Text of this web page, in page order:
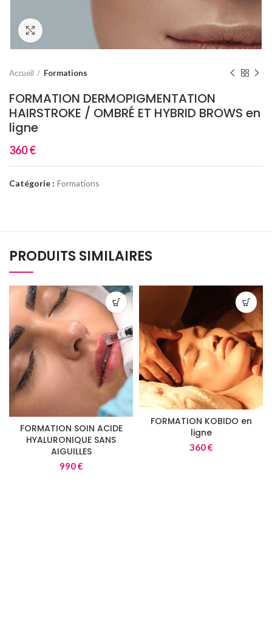
Click to enlarge
Accueil Formations
FORMATION DERMOPIGMENTATION
HAIRSTROKE / OMBRÉ ET HYBRID BROWS en
ligne
360€
Catégorie : Formations
PRODUITS SIMILAIRES
FORMATION SOIN ACIDE
HYALURONIQUE SANS
AIGUILLES
990€
FORMATION KOBIDO en
ligne
360€